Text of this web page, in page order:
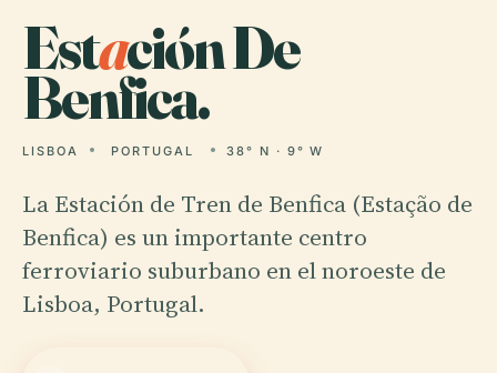
Estación De
Benfica.
LISBOA PORTUGAL 38° N · 9° W
La Estación de Tren de Benfica (Estação de
Benfica) es un importante centro
ferroviario suburbano en el noroeste de
Lisboa, Portugal.